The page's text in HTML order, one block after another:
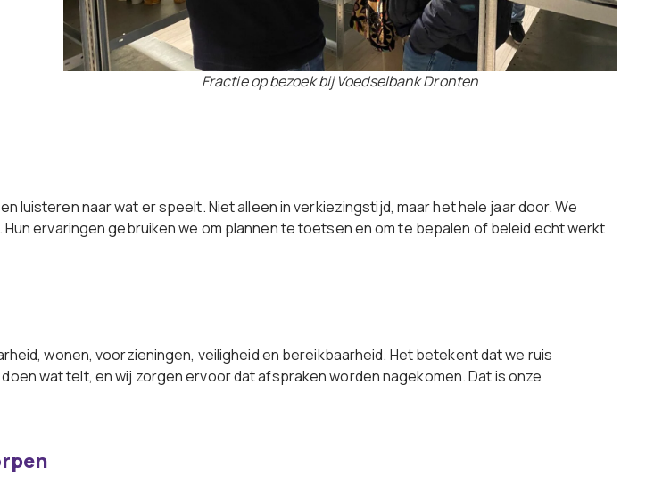
Fractie op bezoek bij Voedselbank Dronten
luisteren naar wat er speelt. Niet alleen in verkiezingstijd, maar het hele jaar door. We
ervaringen gebruiken we om plannen te toetsen en om te bepalen of beleid echt werkt
wonen, voorzieningen, veiligheid en bereikbaarheid. Het betekent dat we ruis
wat telt, en wij zorgen ervoor dat afspraken worden nagekomen. Dat is onze